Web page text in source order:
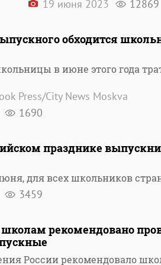
19 июня 2023
12869
обходится
в июне этого года
Press/City News Moskva
1690
празднике
для всех школьников
3459
рекомендовано
России рекомендовало